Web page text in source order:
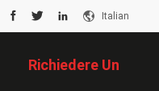
Italian
Richiedere Un